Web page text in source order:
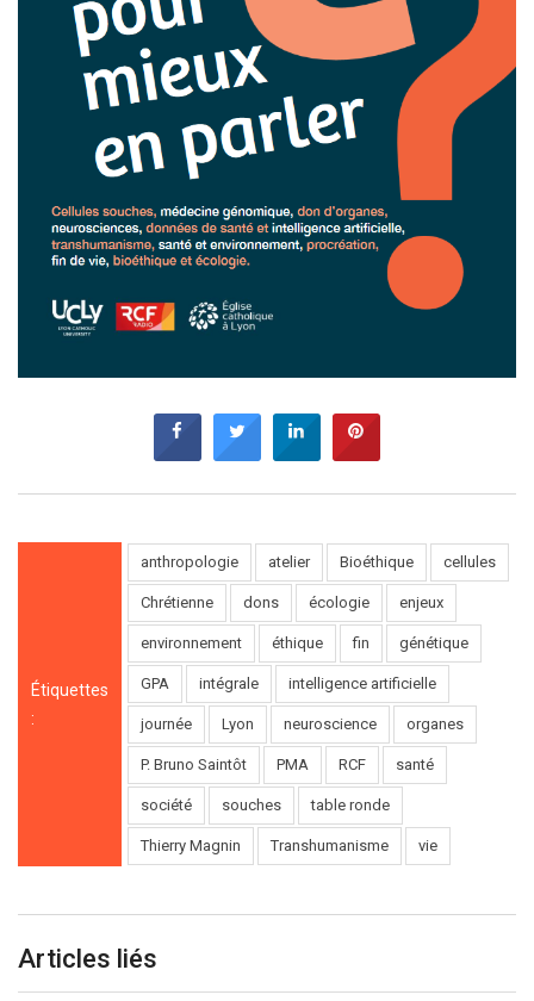
Étiquettes
:
anthropologie atelier Bioéthique cellules
Chrétienne dons écologie enjeux
environnement éthique fin génétique
GPA intégrale intelligence artificielle
journée Lyon neuroscience organes
P. Bruno Saintôt PMA RCF santé
société souches table ronde
Thierry Magnin Transhumanisme vie
Articles liés